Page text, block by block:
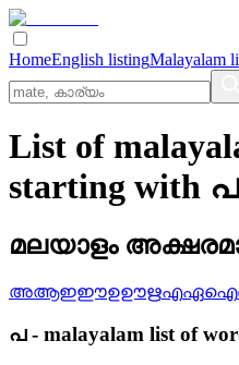
HomeEnglish listingMalayalam
List of
starting with പ
മലയാളം
അആഇഈഉഊഋഎഏഐ
പ- malayalam list of